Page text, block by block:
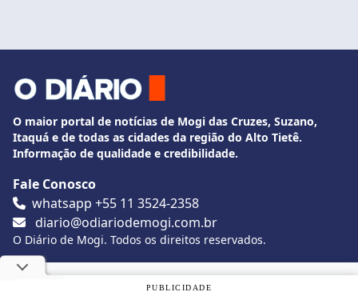
O maior portal de notícias de Mogi das Cruzes, Suzano,
Itaquá e de todas as cidades da região do Alto Tietê.
Informação de qualidade e credibilidade.
Fale Conosco
whatsapp +55 11 3524-2358
diario@odiariodemogi.com.br
O Diário de Mogi. Todos os direitos reservados.
Siga O Diário nas redes sociais
Utilizamos cookies, de acordo com a nossa
PUBLICIDADE